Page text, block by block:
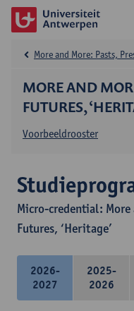
MORE AND
FUTURES,
More and More: Pasts,
Voorbeeldrooster
Micro-credential: More
Futures, ‘Heritage’
2026-
2027
2025-
2026